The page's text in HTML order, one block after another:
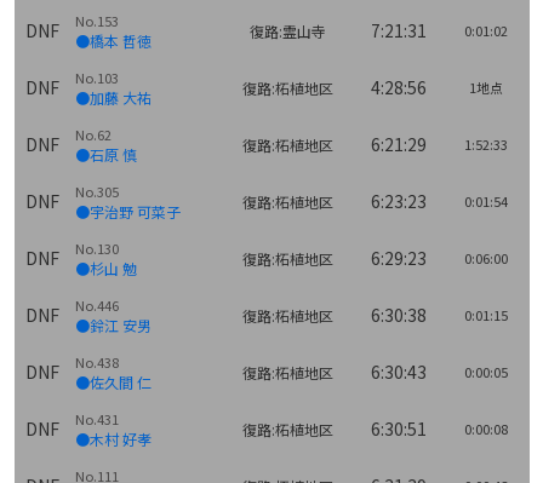
DNF No.153
●橋本 哲徳 復路:霊山寺 7:21:31 0:01:02
DNF No.103
●加藤 大祐 復路:柘植地区 4:28:56 1地点
DNF No.62
●石原 慎 復路:柘植地区 6:21:29 1:52:33
DNF No.305
●宇治野 可菜子 復路:柘植地区 6:23:23 0:01:54
DNF No.130
●杉山 勉 復路:柘植地区 6:29:23 0:06:00
DNF No.446
●鈴江 安男 復路:柘植地区 6:30:38 0:01:15
DNF No.438
●佐久間 仁 復路:柘植地区 6:30:43 0:00:05
DNF No.431
●木村 好孝 復路:柘植地区 6:30:51 0:00:08
No.111